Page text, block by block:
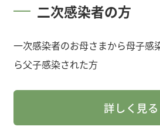
二次感染者の方
一次感染者のお母さまから母子感
ら父子感染された方
詳しく見る